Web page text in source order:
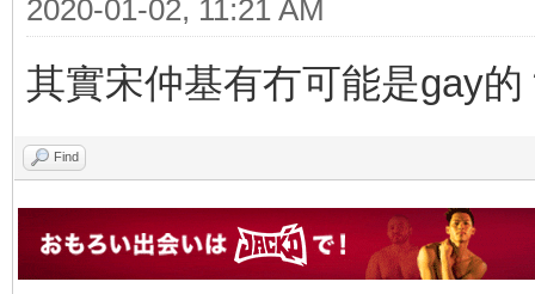
2020-01-02, 11:21 AM
其實宋仲基有冇可能是gay的
Find